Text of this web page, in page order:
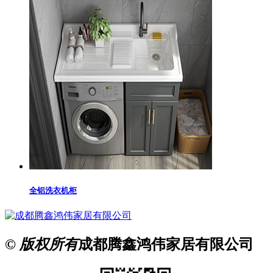
全铝洗衣机柜
© 版权所有成都腾鑫鸿伟家居有限公司